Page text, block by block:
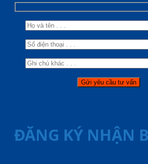
ĐĂNG KÝ NHẬN